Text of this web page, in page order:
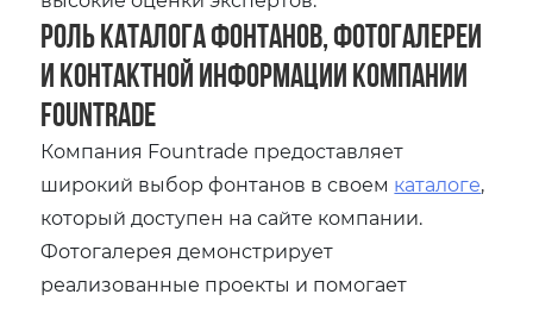
Роль каталога фонтанов‚ фотогалереи
и контактной информации компании
Fountrade
Компания Fountrade предоставляет
широкий выбор фонтанов в своем каталоге‚
который доступен на сайте компании.
Фотогалерея демонстрирует
реализованные проекты и помогает